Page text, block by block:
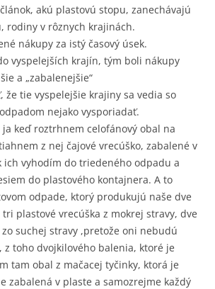
akú plastovú stopu, zanechávajú
rodiny v rôznych krajinách.
nákupy za istý časový úsek.
vyspelejších krajín, tým boli nákupy
a „zabalenejšie“
že tie vyspelejšie krajiny sa vedia so
nejako vysporiadať.
ja keď roztrhnem celofánový obal na
z nej čajové vrecúško, zabalené v
ich vyhodím do triedeného odpadu a
do plastového kontajnera. A to
odpade, ktorý produkujú naše dve
tri plastové vrecúška z mokrej stravy, dve
suchej stravy ,pretože oni nebudú
z toho dvojkilového balenia, ktoré je
tam obal z mačacej tyčinky, ktorá je
zabalená v plaste a samozrejme každý